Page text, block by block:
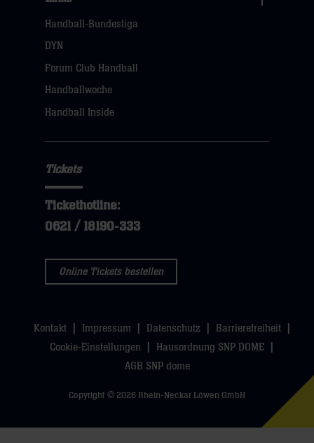
Navigation
öffnen,
dann
klicken
Handball-Bundesliga
DYN
Forum Club Handball
Handballwoche
Handball Inside
Tickets
Tickethotline:
0621 / 18190-333
Online Tickets bestellen
Kontakt Impressum Datenschutz
Barrierefreiheit
Cookie-Einstellungen
Hausordnung SNP DOME
AGB SNP dome
Copyright © 2026 Rhein-Neckar Löwen GmbH